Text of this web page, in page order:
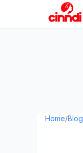
Home/Blog